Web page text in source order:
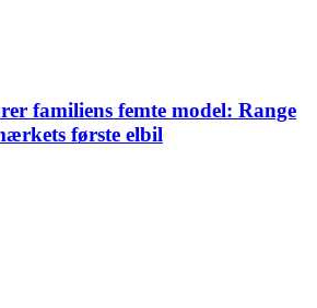
familiens femte model: Range
første elbil